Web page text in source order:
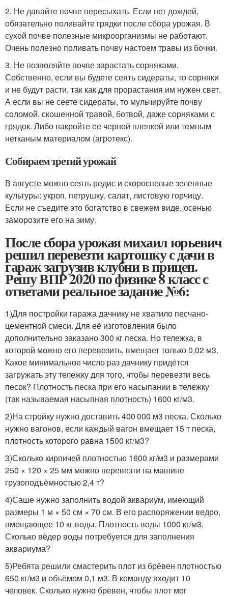
2. Не давайте почве пересыхать. Если нет дождей,
обязательно поливайте грядки после сбора урожая. В
сухой почве полезные микроорганизмы не работают.
Очень полезно поливать почву настоем травы из бочки.
3. Не позволяйте почве зарастать сорняками.
Собственно, если вы будете сеять сидераты, то сорняки
и не будут расти, так как для прорастания им нужен свет.
А если вы не сеете сидераты, то мульчируйте почву
соломой, скошенной травой, ботвой, даже сорняками с
грядок. Либо накройте ее черной пленкой или темным
нетканым материалом (агротекс).
Собираем третий урожай
В августе можно сеять редис и скороспелые зеленные
культуры: укроп, петрушку, салат, листовую горчицу.
Если не съедите это богатство в свежем виде, осенью
заморозите его на зиму.
После сбора урожая михаил юрьевич
решил перевезти картошку с дачи в
гараж загрузив клубни в прицеп.
Решу ВПР 2020 по физике 8 класс с
ответами реальное задание №6:
1)Для постройки гаража дачнику не хватило песчано-
цементной смеси. Для её изготовления было
дополнительно заказано 300 кг песка. Но тележка, в
которой можно его перевозить, вмещает только 0,02 м3.
Какое минимальное число раз дачнику придётся
загружать эту тележку для того, чтобы перевезти весь
песок? Плотность песка при его насыпании в тележку
(так называемая насыпная плотность) 1600 кг/м3.
2)На стройку нужно доставить 400 000 м3 песка. Сколько
нужно вагонов, если каждый вагон вмещает 15 т песка,
плотность которого равна 1500 кг/м3?
3)Сколько кирпичей плотностью 1600 кг/м3 и размерами
250 × 120 × 25 мм можно перевезти на машине
грузоподъёмностью 2,4 т?
4)Саше нужно заполнить водой аквариум, имеющий
размеры 1 м × 50 см × 70 см. В его распоряжении ведро,
вмещающее 10 кг воды. Плотность воды 1000 кг/м3.
Сколько вёдер воды потребуется для заполнения
аквариума?
5)Ребята решили смастерить плот из брёвен плотностью
650 кг/м3 и объёмом 0,1 м3. В команду входит 10
человек. Сколько нужно брёвен, чтобы плот мог